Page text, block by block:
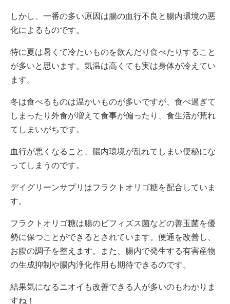
しかし、一番の多い原因は腸の血行不良と腸内環境の悪
化によるものです。
特に夏は暑くて冷たいものを飲んだり食べたりすること
が多いと思います。気温は高くても実は身体が冷えてい
ます。
冬は食べるものは温かいものが多いですが、食べ過ぎて
しまったり外食が増えて食事が偏ったり、食生活が荒れ
てしまいがちです。
血行が悪くなること、腸内環境が乱れてしまい便秘にな
ってしまうのです。
デイグリーンサプリはフラクトオリゴ糖を配合していま
す。
フラクトオリゴ糖は腸のビフィズス菌などの善玉菌を優
勢に保つことができるとされています。便通を改善し、
お腹の調子を整えます。また、腸内で発生する有害産物
の生成抑制や腸内浄化作用も期待できるのです。
結果気になるニオイも改善できる人が多いのもわかりま
すね！